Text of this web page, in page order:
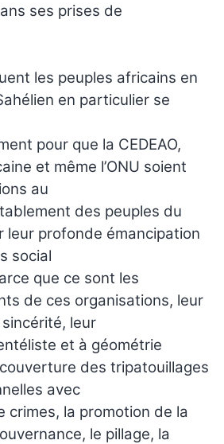
ses prises de
les peuples africains en
en particulier se
pour que la CEDEAO,
et même l’ONU soient
au
des peuples du
leur profonde émancipation
social
que ce sont les
de ces organisations, leur
leur
et à géométrie
des tripatouillages
avec
crimes, la promotion de la
le pillage, la